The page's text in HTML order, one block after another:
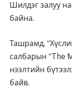
Шилдэг залуу
байна.
Ташрамд,
салбарын “The
нээлтийн
байв.